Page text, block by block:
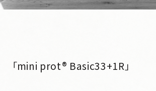
「mini prot® Basic33+1R」